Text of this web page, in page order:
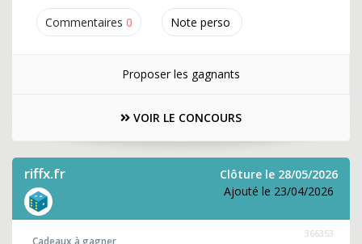
Commentaires 0 Note perso
Proposer les gagnants
VOIR LE CONCOURS
riffx.fr
Clôture le 28/05/2026
Ajouté le 23/04/2026
366353
Cadeaux à gagner